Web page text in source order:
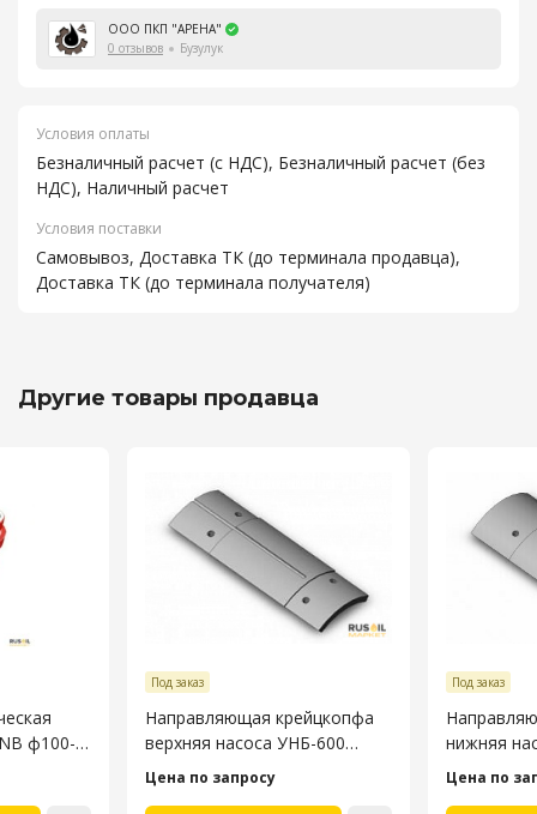
ООО ПКП "АРЕНА"
0 отзывов
Бузулук
Условия оплаты
Безналичный расчет (с НДС), Безналичный расчет (без
НДС), Наличный расчет
Условия поставки
Самовывоз, Доставка ТК (до терминала продавца),
Доставка ТК (до терминала получателя)
Другие товары продавца
ф100-
Под заказ
Направляющая крейцкопфа
верхняя насоса УНБ-600
4045.53.106-4
Цена по запросу
Под заказ
нижняя
Цена по